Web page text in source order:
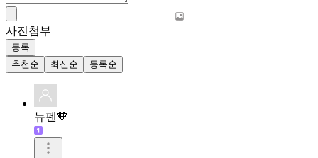
사진첨부
등록
추천순
최신순 등록순
뉴펜🧡